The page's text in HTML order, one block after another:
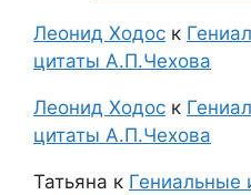
Леонид Ходос к
цитаты А.П.Чехова
Леонид Ходос к
цитаты А.П.Чехова
Татьяна к Гениальные